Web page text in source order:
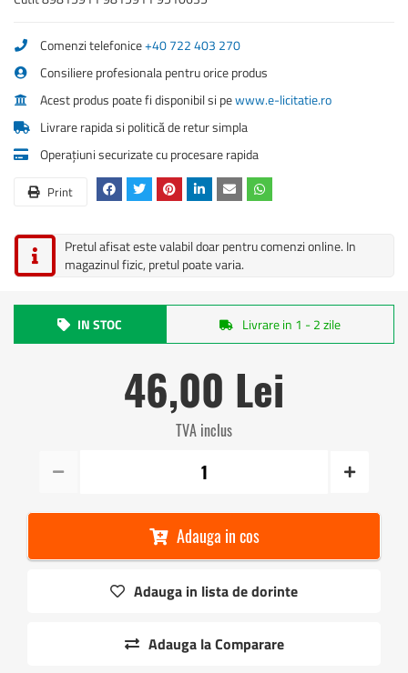
Comenzi telefonice+40 722 403 270
Consiliere profesionala pentru orice produs
Acest produs poate fi disponibil si pewww.e-licitatie.ro
Livrare rapida si politică de retur simpla
Operațiuni securizate cu procesare rapida
Print
Pretul afisat este valabil doar pentru comenzi online. In
magazinul fizic, pretul poate varia.
IN STOC Livrare in 1 - 2 zile
46,00 Lei
TVA inclus
Adauga in cos
Adauga in lista de dorinte
Adauga la Comparare